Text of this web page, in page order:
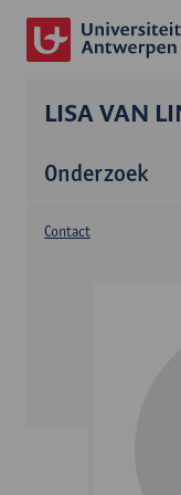
LISA VAN
Onderzoek
Contact